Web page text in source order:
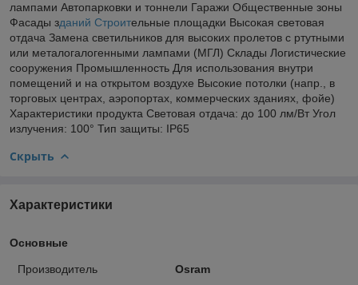
лампами Автопарковки и тоннели Гаражи Общественные зоны
Фасады зданий Строительные площадки Высокая световая
отдача Замена светильников для высоких пролетов с ртутными
или металогалогенными лампами (МГЛ) Склады Логистические
сооружения Промышленность Для использования внутри
помещений и на открытом воздухе Высокие потолки (напр., в
торговых центрах, аэропортах, коммерческих зданиях, фойе)
Характеристики продукта Световая отдача: до 100 лм/Вт Угол
излучения: 100° Тип защиты: IP65
Скрыть
Характеристики
Основные
Производитель
Osram